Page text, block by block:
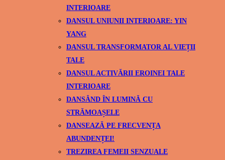
INTERIOARE
DANSUL UNIUNII INTERIOARE: YIN
YANG
DANSUL TRANSFORMATOR AL VIEȚII
TALE
DANSUL ACTIVĂRII EROINEI TALE
INTERIOARE
DANSÂND ÎN LUMINĂ CU
STRĂMOAȘELE
DANSEAZĂ PE FRECVENȚA
ABUNDENȚEI!
TREZIREA FEMEII SENZUALE